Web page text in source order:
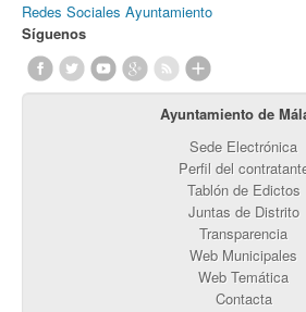
Redes Sociales Ayuntamiento
Síguenos
Ayuntamiento de
Sede Electrónica
Perfil del
Tablón de Edictos
Juntas de Distrito
Transparencia
Web Municipales
Web Temática
Contacta